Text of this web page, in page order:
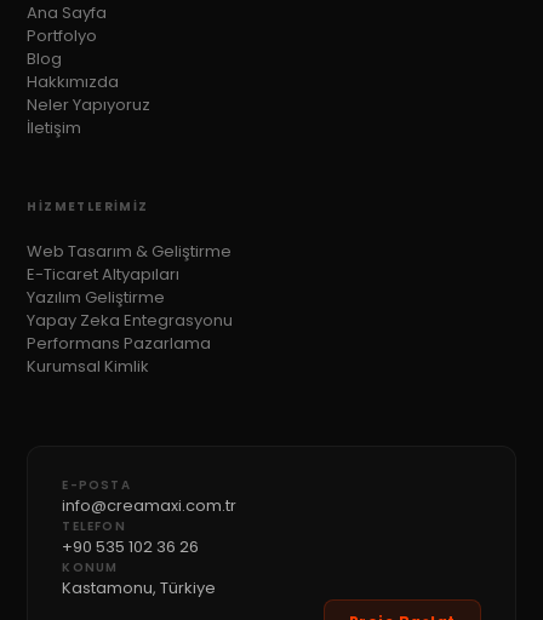
Ana Sayfa
Portfolyo
Blog
Hakkımızda
Neler Yapıyoruz
İletişim
HIZMETLERIMIZ
Web Tasarım & Geliştirme
E-Ticaret Altyapıları
Yazılım Geliştirme
Yapay Zeka Entegrasyonu
Performans Pazarlama
Kurumsal Kimlik
E-POSTA
info@creamaxi.com.tr
TELEFON
+90 535 102 36 26
KONUM
Kastamonu, Türkiye